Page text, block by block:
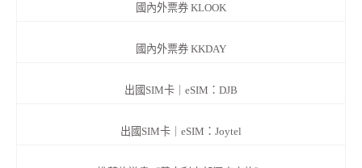
國內外票券 KLOOK
國內外票券 KKDAY
出國SIM卡｜eSIM：DJB
出國SIM卡｜eSIM：Joytel